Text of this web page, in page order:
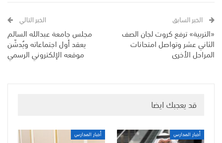
الخبر السابق
«التربية» ترفع كروت لجان الصف
الثاني عشر وتواصل امتحانات
المراحل الأخرى
الخبر التالي
مجلس جامعة عبدالله السالم
يعقد أول اجتماعاته ويُدشّن
موقعه الإلكتروني الرسمي
قد يعجبك ايضا
أخبار المدارس أخبار المدارس